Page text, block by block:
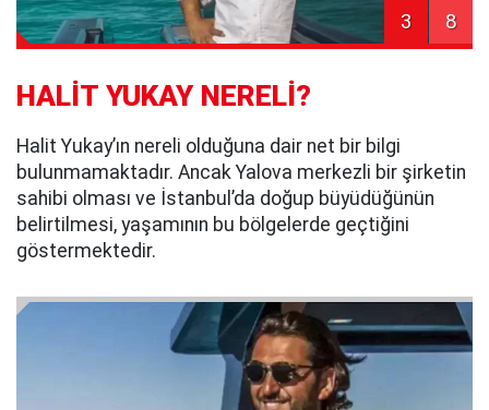
3 8
HALİT YUKAY NERELİ?
Halit Yukay’ın nereli olduğuna dair net bir bilgi
bulunmamaktadır. Ancak Yalova merkezli bir şirketin
sahibi olması ve İstanbul’da doğup büyüdüğünün
belirtilmesi, yaşamının bu bölgelerde geçtiğini
göstermektedir.